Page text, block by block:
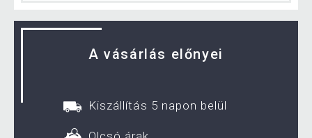
A vásárlás előnyei
Kiszállítás 5 napon belül